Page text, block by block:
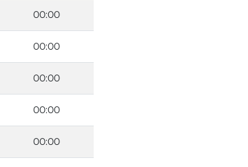
00:00
00:00
00:00
00:00
00:00